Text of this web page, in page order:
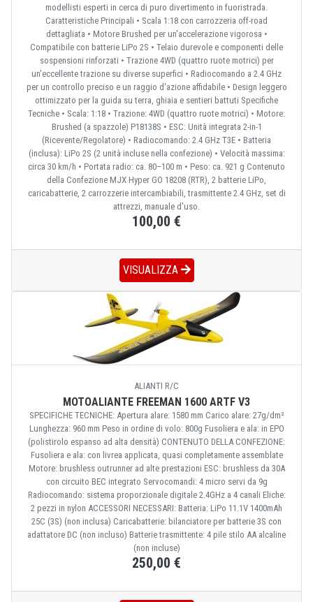
modellisti esperti in cerca di puro divertimento in fuoristrada.
Caratteristiche Principali • Scala 1:18 con carrozzeria off-road
dettagliata • Motore Brushed per un'accelerazione vigorosa •
Compatibile con batterie LiPo 2S • Telaio durevole e componenti delle
sospensioni rinforzati • Trazione 4WD (quattro ruote motrici) per
un'eccellente trazione su diverse superfici • Radiocomando a 2.4 GHz
per un controllo preciso e un raggio d'azione affidabile • Design leggero
ottimizzato per la guida su terra, ghiaia e sentieri battuti Specifiche
Tecniche • Scala: 1:18 • Trazione: 4WD (quattro ruote motrici) • Motore:
Brushed (a spazzole) P18138S • ESC: Unità integrata 2-in-1
(Ricevente/Regolatore) • Radiocomando: 2.4 GHz T3E • Batteria
(inclusa): LiPo 2S (2 unità incluse nella confezione) • Velocità massima:
circa 30 km/h • Portata radio: ca. 80–100 m • Peso: ca. 921 g Contenuto
della Confezione MJX Hyper GO 18208 (RTR), 2 batterie LiPo,
caricabatterie, 2 carrozzerie intercambiabili, trasmittente 2.4 GHz, set di
attrezzi, manuale d'uso.
100,00 €
VISUALIZZA
ALIANTI R/C
MOTOALIANTE FREEMAN 1600 ARTF V3
SPECIFICHE TECNICHE: Apertura alare: 1580 mm Carico alare: 27g/dm²
Lunghezza: 960 mm Peso in ordine di volo: 800g Fusoliera e ala: in EPO
(polistirolo espanso ad alta densità) CONTENUTO DELLA CONFEZIONE:
Fusoliera e ala: con livrea applicata, quasi completamente assemblate
Motore: brushless outrunner ad alte prestazioni ESC: brushless da 30A
con circuito BEC integrato Servocomandi: 4 micro servi da 9g
Radiocomando: sistema proporzionale digitale 2.4GHz a 4 canali Eliche:
2 pezzi in nylon ACCESSORI NECESSARI: Batteria: LiPo 11.1V 1400mAh
25C (3S) (non inclusa) Caricabatterie: bilanciatore per batterie 3S con
adattatore DC (non incluso) Batterie trasmittente: 4 pile stilo AA alcaline
(non incluse)
250,00 €